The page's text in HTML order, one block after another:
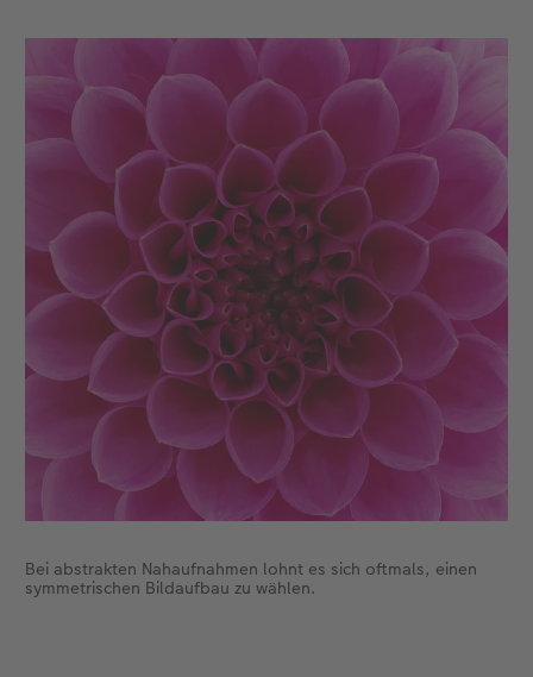
Bei abstrakten Nahaufnahmen lohnt es sich oftmals, einen
symmetrischen Bildaufbau zu wählen.